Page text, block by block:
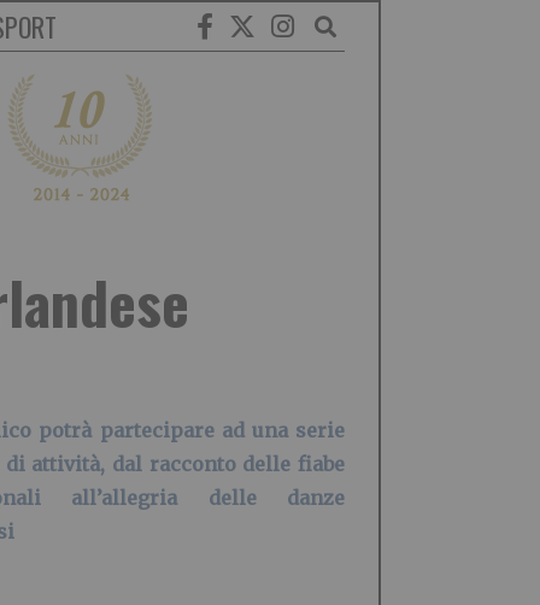
potrà partecipare ad una serie
attività, dal racconto delle fiabe
all’allegria delle danze